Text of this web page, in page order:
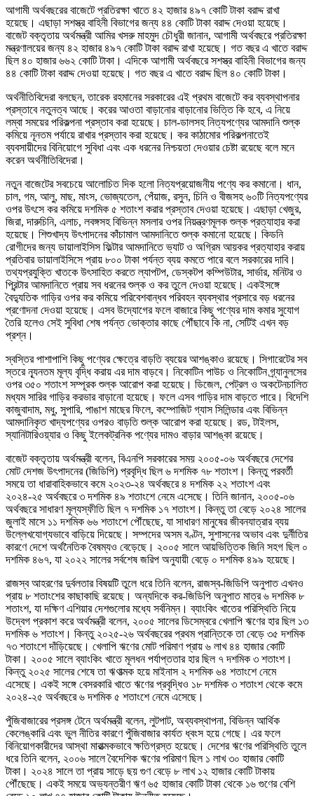
আগামী অর্থবছরের বাজেটে প্রতিরক্ষা খাতে ৪২ হাজার ৪৯৭ কোটি টাকা বরাদ্দ রাখা
হয়েছে। এছাড়া সশস্ত্র বাহিনী বিভাগের জন্য ৪৪ কোটি টাকা বরাদ্দ দেওয়া হয়েছে।
বাজেট বক্তৃতায় অর্থমন্ত্রী আমির খসরু মাহমুদ চৌধুরী জানান, আগামী অর্থবছরে প্রতিরক্ষা
মন্ত্রণালয়ের জন্য ৪২ হাজার ৪৯৭ কোটি টাকা বরাদ্দ রাখা হয়েছে। গত বছর এ খাতে বরাদ্দ
ছিল ৪০ হাজার ৬৬২ কোটি টাকা। এদিকে আগামী অর্থবছরে সশস্ত্র বাহিনী বিভাগের জন্য
৪৪ কোটি টাকা বরাদ্দ দেওয়া হয়েছে। গত বছর এ খাতে বরাদ্দ ছিল ৪০ কোটি টাকা।
অর্থনীতিবিদেরা বলছেন, তারেক রহমানের সরকারের এই প্রথম বাজেটে কর ব্যবস্থাপনার
প্রস্তাবে নতুনত্ব আছে। করের আওতা বাড়ানোর বাড়ানোর ভিত্তি কি হবে, এ নিয়ে
লম্বা সময়ের পরিকল্পনা প্রস্তাব করা হয়েছে। চাল-ডালসহ নিত্যপণ্যের আমদানি শুল্ক
কমিয়ে নূনতম পর্যায়ে রাখার প্রস্তাব করা হয়েছে। কর কাঠামোর পরিকল্পনাতেই
ব্যবসায়ীদের বিনিয়োগে সুবিধা এবং এক ধরনের নিশ্চয়তা দেওয়ার চেষ্টা রয়েছে বলে মনে
করেন অর্থনীতিবিদেরা।
নতুন বাজেটের সবচেয়ে আলোচিত দিক হলো নিত্যপ্রয়োজনীয় পণ্যে কর কমানো। ধান,
চাল, গম, আলু, মাছ, মাংস, ভোজ্যতেল, পেঁয়াজ, রসুন, চিনি ও বীজসহ ৬০টি নিত্যপণ্যের
ওপর উৎসে কর কমিয়ে দশমিক ৫ শতাংশ করার প্রস্তাব দেওয়া হয়েছে। এছাড়া খেজুর,
জিরা, দারুচিনি, এলাচ, লবঙ্গসহ বিভিন্ন মসলার ওপর নিয়ন্ত্রণমূলক শুল্ক প্রত্যাহার করা
হয়েছে। শিশুখাদ্য উৎপাদনের কাঁচামাল আমদানিতে শুল্ক কমানো হয়েছে। কিডনি
রোগীদের জন্য ডায়ালাইসিস ফিল্টার আমদানিতে ভ্যাট ও অগ্রিম আয়কর প্রত্যাহার করায়
প্রতিবার ডায়ালাইসিসে প্রায় ৮০০ টাকা পর্যন্ত ব্যয় কমতে পারে বলে সরকারের দাবি।
তথ্যপ্রযুক্তি খাতকে উৎসাহিত করতে ল্যাপটপ, ডেস্কটপ কম্পিউটার, সার্ভার, মনিটর ও
প্রিন্টার আমদানিতে প্রায় সব ধরনের শুল্ক ও কর তুলে দেওয়া হয়েছে। একইসঙ্গে
বৈদ্যুতিক গাড়ির ওপর কর কমিয়ে পরিবেশবান্ধব পরিবহন ব্যবস্থার প্রসারে বড় ধরনের
প্রণোদনা দেওয়া হয়েছে। এসব উদ্যোগের ফলে বাজারে কিছু পণ্যের দাম কমার সুযোগ
তৈরি হলেও সেই সুবিধা শেষ পর্যন্ত ভোক্তার কাছে পৌঁছাবে কি না, সেটিই এখন বড়
প্রশ্ন।
স্বস্তির পাশাপাশি কিছু পণ্যের ক্ষেত্রে বাড়তি ব্যয়ের আশঙ্কাও রয়েছে। সিগারেটের সব
স্তরে ন্যূনতম মূল্য বৃদ্ধি করায় এর দাম বাড়বে। নিকোটিন পাউচ ও নিকোটিন গ্র্যানুলসের
ওপর ৩৫০ শতাংশ সম্পূরক শুল্ক আরোপ করা হয়েছে। ডিজেল, পেট্রল ও অকটেনচালিত
মধ্যম সারির গাড়ির করভার বাড়ানো হয়েছে। ফলে এসব গাড়ির দাম বাড়তে পারে। বিদেশি
কাজুবাদাম, মধু, সুপারি, পাঙাশ মাছের ফিলে, কম্পোজিট গ্যাস সিলিন্ডার এবং বিভিন্ন
আমদানিকৃত খাদ্যপণ্যের ওপরও বাড়তি শুল্ক আরোপ করা হয়েছে। রড, টাইলস,
স্যানিটারিওয়্যার ও কিছু ইলেকট্রনিক পণ্যের দামও বাড়ার আশঙ্কা রয়েছে।
বাজেট বক্তৃতায় অর্থমন্ত্রী বলেন, বিএনপি সরকারের সময় ২০০৫-০৬ অর্থবছরে দেশের
মোট দেশজ উৎপাদনের (জিডিপি) প্রবৃদ্ধি ছিল ৬ দশমিক ৭৮ শতাংশ। কিন্তু পরবর্তী
সময়ে তা ধারাবাহিকভাবে কমে ২০২৩-২৪ অর্থবছরে ৪ দশমিক ২২ শতাংশ এবং
২০২৪-২৫ অর্থবছরে ৩ দশমিক ৪৯ শতাংশে নেমে এসেছে। তিনি জানান, ২০০৫-০৬
অর্থবছরে সাধারণ মূল্যস্ফীতি ছিল ৭ দশমিক ১৭ শতাংশ। কিন্তু তা বেড়ে ২০২৪ সালের
জুলাই মাসে ১১ দশমিক ৬৬ শতাংশে পৌঁছেছে, যা সাধারণ মানুষের জীবনযাত্রার ব্যয়
উল্লেখযোগ্যভাবে বাড়িয়ে দিয়েছে। সম্পদের অসম বণ্টন, সুশাসনের অভাব এবং দুর্নীতির
কারণে দেশে অর্থনৈতিক বৈষম্যও বেড়েছে। ২০০৫ সালে আয়ভিত্তিক জিনি সহগ ছিল ০
দশমিক ৪৬৭, যা ২০২২ সালের সর্বশেষ জরিপ অনুযায়ী বেড়ে ০ দশমিক ৪৯৯ হয়েছে।
রাজস্ব আহরণের দুর্বলতার বিষয়টি তুলে ধরে তিনি বলেন, রাজস্ব-জিডিপি অনুপাত এখনও
প্রায় ৮ শতাংশের কাছাকাছি রয়েছে। অন্যদিকে কর-জিডিপি অনুপাত মাত্র ৬ দশমিক ৮
শতাংশ, যা দক্ষিণ এশিয়ার দেশগুলোর মধ্যে সর্বনিম্ন। ব্যাংকিং খাতের পরিস্থিতি নিয়ে
উদ্বেগ প্রকাশ করে অর্থমন্ত্রী বলেন, ২০০৫ সালের ডিসেম্বরে খেলাপি ঋণের হার ছিল ১৩
দশমিক ৬ শতাংশ। কিন্তু ২০২৫-২৬ অর্থবছরের প্রথম প্রান্তিকে তা বেড়ে ৩৫ দশমিক
৭৩ শতাংশে দাঁড়িয়েছে। খেলাপি ঋণের মোট পরিমাণ প্রায় ৬ লাখ ৪৪ হাজার কোটি
টাকা। ২০০৫ সালে ব্যাংকিং খাতে মূলধন পর্যাপ্ততার হার ছিল ৭ দশমিক ৩ শতাংশ।
কিন্তু ২০২৫ সালের শেষে তা ঋণাত্মক হয়ে মাইনাস ২ দশমিক ৬৪ শতাংশে নেমে
এসেছে। একই সঙ্গে বেসরকারি খাতে ঋণের প্রবৃদ্ধিও ১৮ দশমিক ৩ শতাংশ থেকে কমে
২০২৪-২৫ অর্থবছরে ৬ দশমিক ৫ শতাংশে নেমে এসেছে।
পুঁজিবাজারের প্রসঙ্গ টেনে অর্থমন্ত্রী বলেন, লুটপাট, অব্যবস্থাপনা, বিভিন্ন আর্থিক
কেলেঙ্কারি এবং ভুল নীতির কারণে পুঁজিবাজার কার্যত ধ্বংস হয়ে গেছে। এর ফলে
বিনিয়োগকারীদের আস্থা মারাত্মকভাবে ক্ষতিগ্রস্ত হয়েছে। দেশের ঋণের পরিস্থিতি তুলে
ধরে তিনি বলেন, ২০০৬ সালে বৈদেশিক ঋণের পরিমাণ ছিল ১ লাখ ৩০ হাজার কোটি
টাকা। ২০২৪ সালে তা প্রায় সাড়ে ছয় গুণ বেড়ে ৮ লাখ ১২ হাজার কোটি টাকায়
পৌঁছেছে। একই সময়ে অভ্যন্তরীণ ঋণ ৬৫ হাজার কোটি টাকা থেকে ১৬ গুণের বেশি